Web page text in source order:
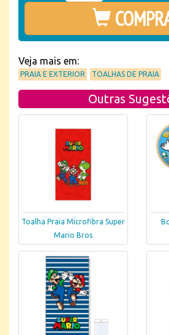
Veja mais em:
PRAIA E EXTERIOR TOALHAS DE PRAIA
Outras
Toalha Praia Microfibra Super
Mario Bros